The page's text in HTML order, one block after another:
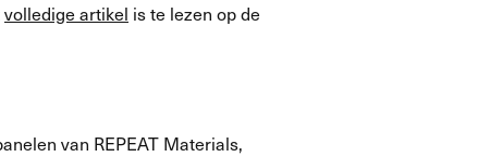
volledige artikel is te lezen op de
van REPEAT Materials,